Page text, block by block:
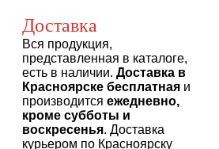
Доставка
Вся продукция,
представленная в каталоге,
есть в наличии. Доставка в
Красноярске бесплатная и
производится ежедневно,
кроме субботы и
воскресенья. Доставка
курьером по Красноярску